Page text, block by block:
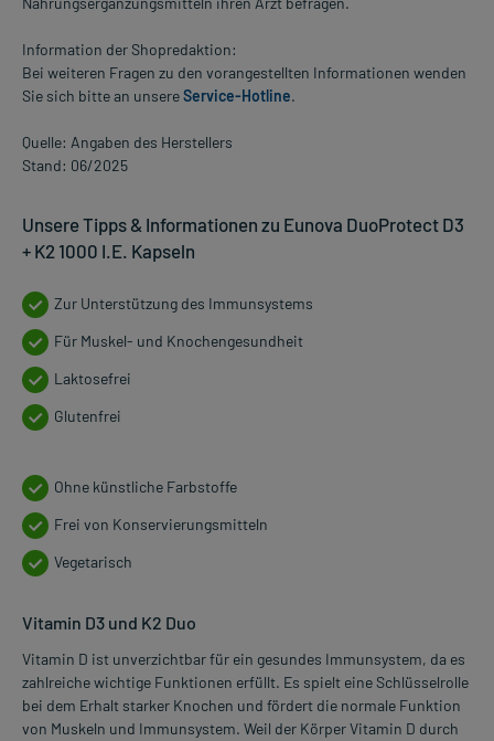
Information der Shopredaktion:
Bei weiteren Fragen zu den vorangestellten Informationen wenden
Sie sich bitte an unsereService-Hotline.
Quelle: Angaben des Herstellers
Stand: 06/2025
Unsere Tipps & Informationen zu Eunova DuoProtect D3
+ K2 1000 I.E. Kapseln
Zur Unterstützung des Immunsystems
Für Muskel- und Knochengesundheit
Laktosefrei
Glutenfrei
Ohne künstliche Farbstoffe
Frei von Konservierungsmitteln
Vegetarisch
Vitamin D3 und K2 Duo
Vitamin D ist unverzichtbar für ein gesundes Immunsystem, da es
zahlreiche wichtige Funktionen erfüllt. Es spielt eine Schlüsselrolle
bei dem Erhalt starker Knochen und fördert die normale Funktion
von Muskeln und Immunsystem. Weil der Körper Vitamin D durch